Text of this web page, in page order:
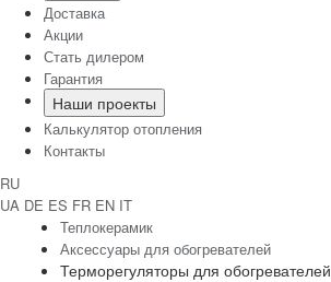
Доставка
Акции
Стать дилером
Гарантия
Наши проекты
Калькулятор отопления
Контакты
RU
UA DE ES FR EN IT
Теплокерамик
Аксессуары для обогревателей
Терморегуляторы для обогревателей